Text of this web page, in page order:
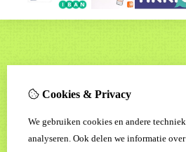
Cookies & Privacy
We gebruiken cookies en andere
analyseren. Ook delen we informatie